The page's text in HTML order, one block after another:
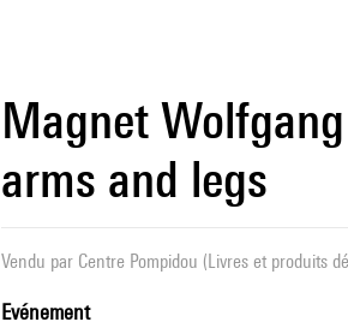
Magnet
arms and legs
Vendu par Centre Pompidou (Livres et produits
Evénement